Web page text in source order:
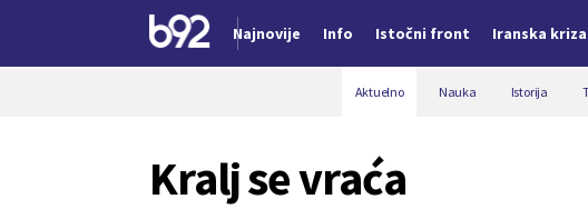
Najnovije Info Istočni front Iranska kriza
Aktuelno Nauka Istorija
Kralj se vraća